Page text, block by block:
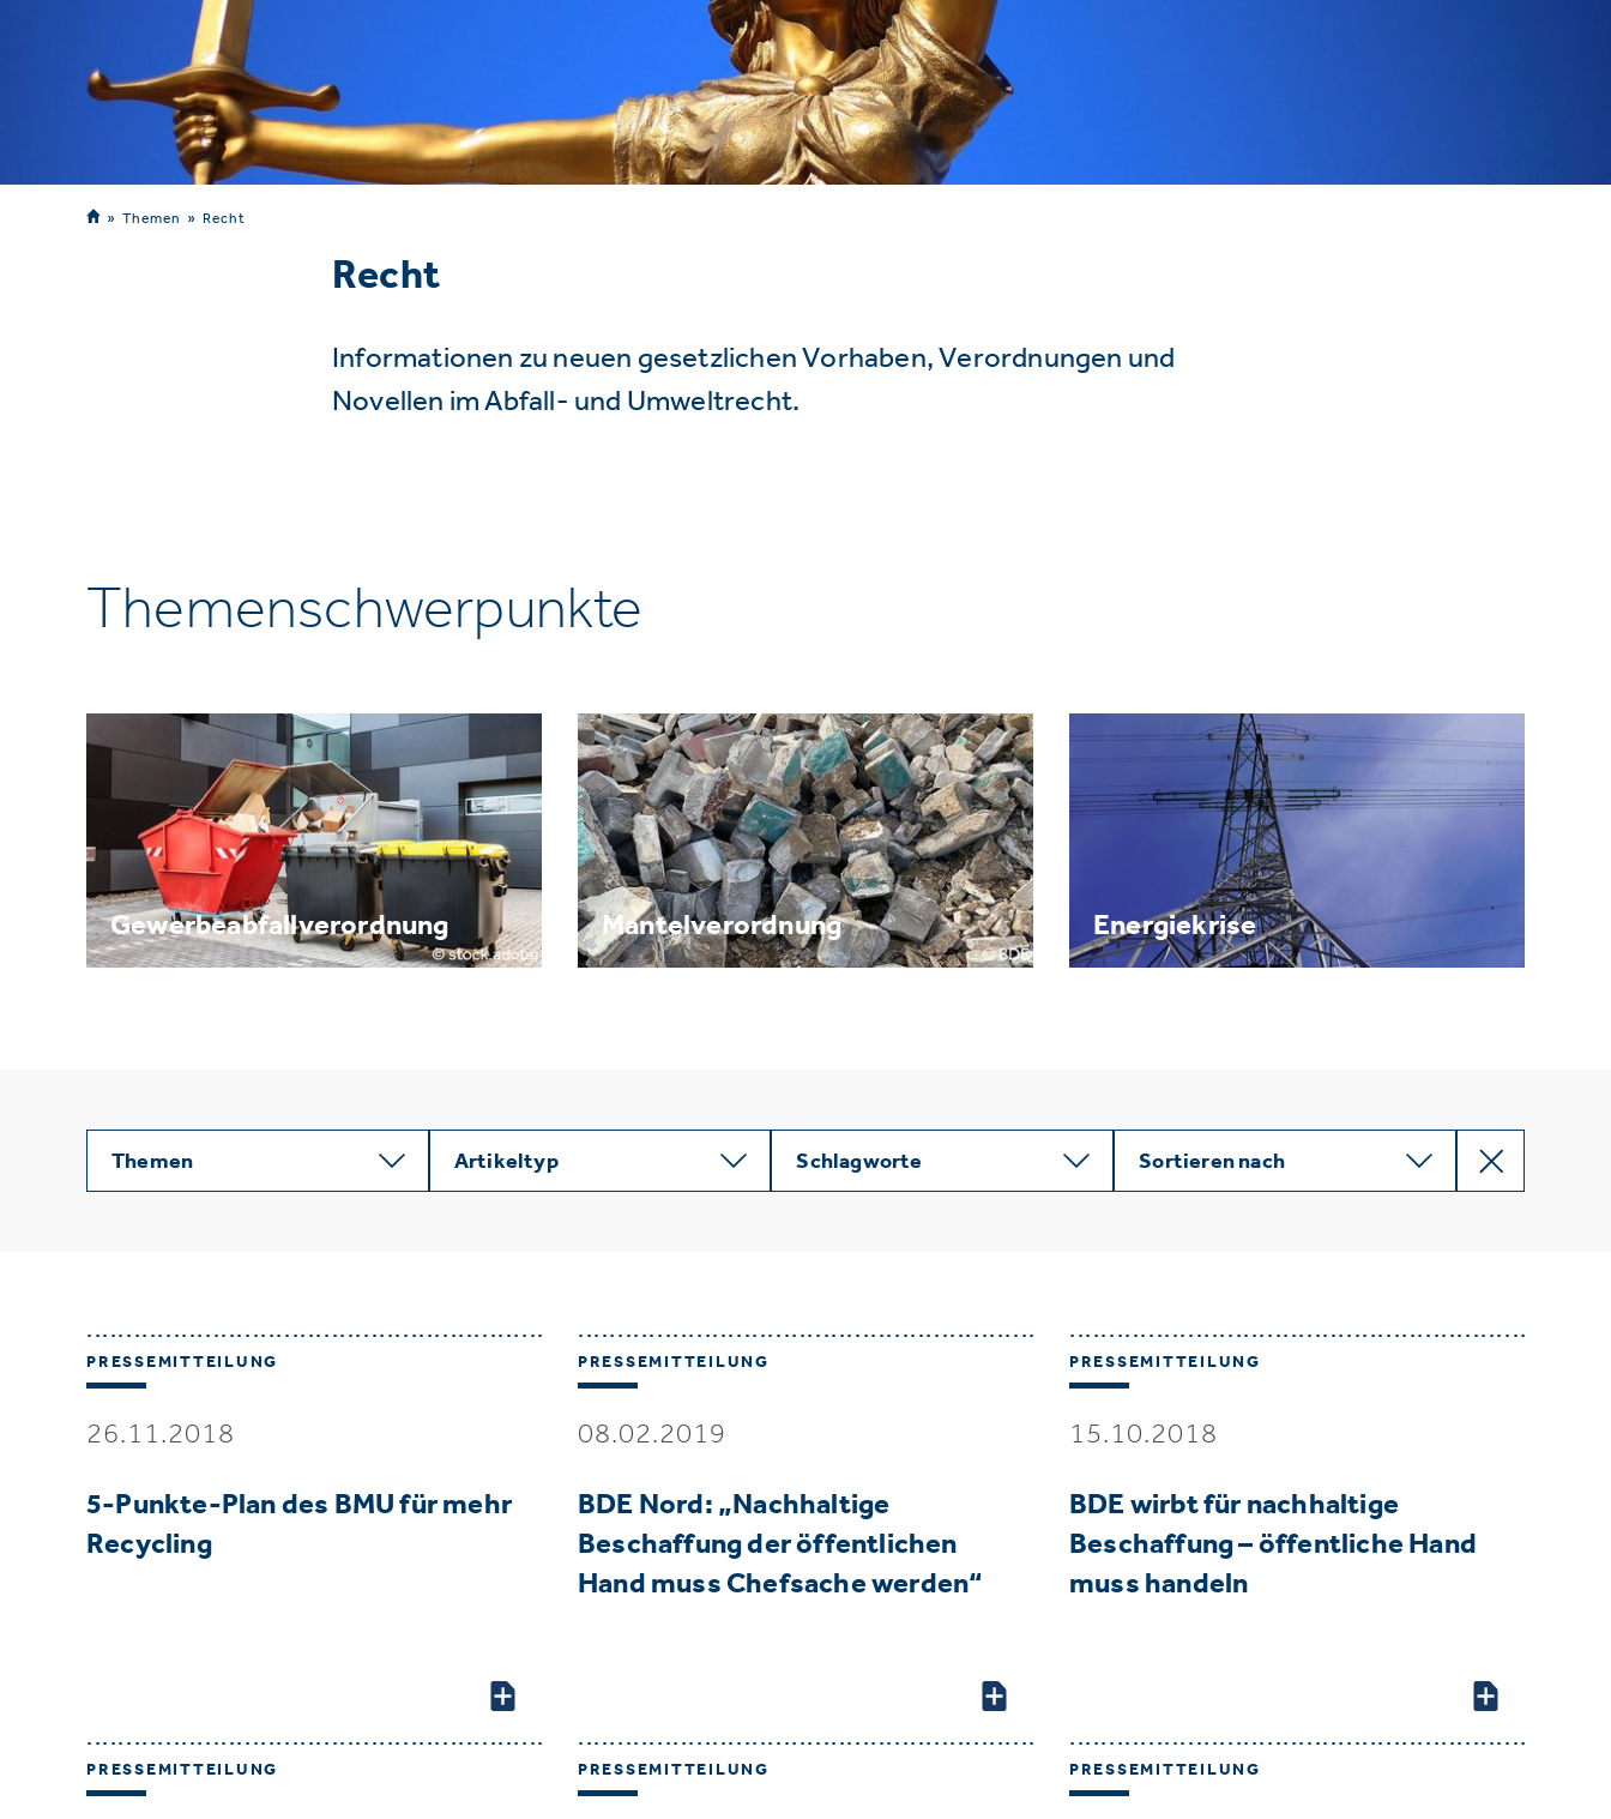
Themen Recht
Recht
Informationen zu neuen gesetzlichen Vorhaben, Verordnungen und
Novellen im Abfall- und Umweltrecht.
Themenschwerpunkte
Gewerbeabfallverordnung Mantelverordnung Energiekrise
Themen Artikeltyp Schlagworte Sortieren nach
PRESSEMITTEILUNG
26.11.2018
5-Punkte-Plan des BMU für mehr
Recycling
PRESSEMITTEILUNG
08.02.2019
BDE Nord: „Nachhaltige
Beschaffung der öffentlichen
Hand muss Chefsache werden“
PRESSEMITTEILUNG
15.10.2018
BDE wirbt für nachhaltige
Beschaffung – öffentliche Hand
muss handeln
PRESSEMITTEILUNG PRESSEMITTEILUNG PRESSEMITTEILUNG